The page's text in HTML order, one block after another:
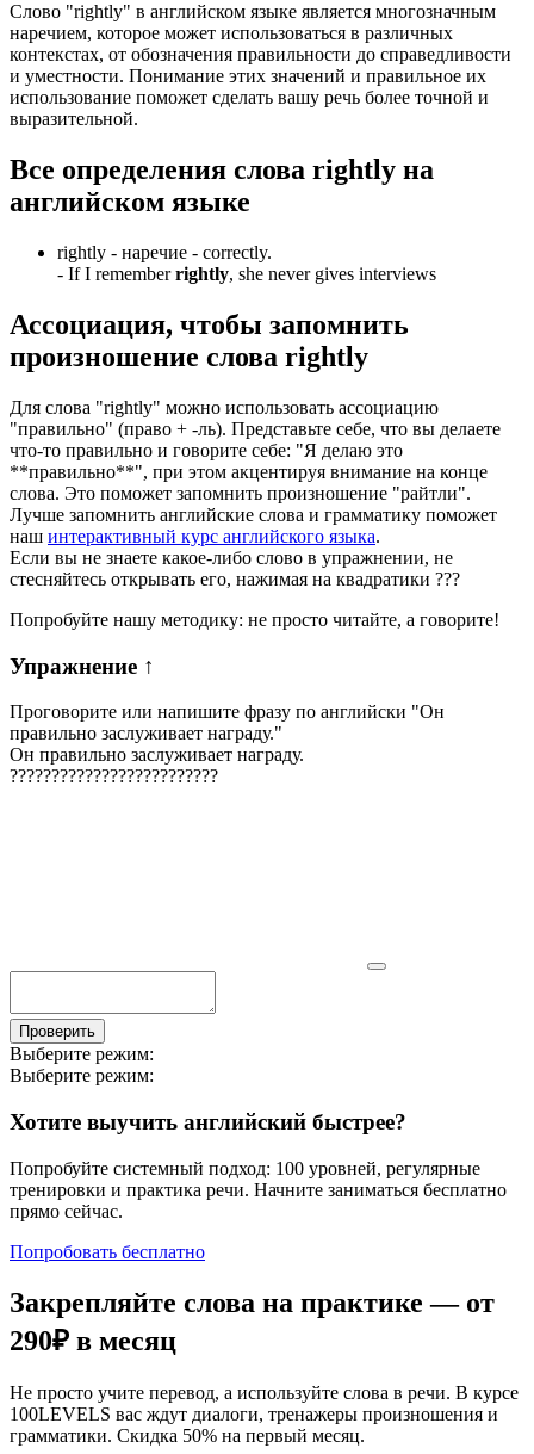
Слово "rightly" в английском языке является многозначным
наречием, которое может использоваться в различных
контекстах, от обозначения правильности до справедливости
и уместности. Понимание этих значений и правильное их
использование поможет сделать вашу речь более точной и
выразительной.
Все определения слова rightly на
английском языке
rightly - наречие - correctly.
- If I rememberrightly, she never gives interviews
Ассоциация, чтобы запомнить
произношение слова rightly
Для слова "rightly" можно использовать ассоциацию
"правильно" (право + -ль). Представьте себе, что вы делаете
что-то правильно и говорите себе: "Я делаю это
**правильно**", при этом акцентируя внимание на конце
слова. Это поможет запомнить произношение "райтли".
Лучше запомнить английские слова и грамматику поможет
наш интерактивный курс английского языка.
Если вы не знаете какое-либо слово в упражнении, не
стесняйтесь открывать его, нажимая на квадратики ???
Попробуйте нашу методику: не просто читайте, а говорите!
Упражнение ↑
Проговорите или напишите фразу по английски "Он
правильно заслуживает награду."
Он правильно заслуживает награду.
?????????????????????????
Проверить
Выберите режим:
Выберите режим:
Хотите выучить английский быстрее?
Попробуйте системный подход: 100 уровней, регулярные
тренировки и практика речи. Начните заниматься бесплатно
прямо сейчас.
Попробовать бесплатно
Закрепляйте слова на практике — от
290₽ в месяц
Не просто учите перевод, а используйте слова в речи. В курсе
100LEVELS вас ждут диалоги, тренажеры произношения и
грамматики. Скидка 50% на первый месяц.